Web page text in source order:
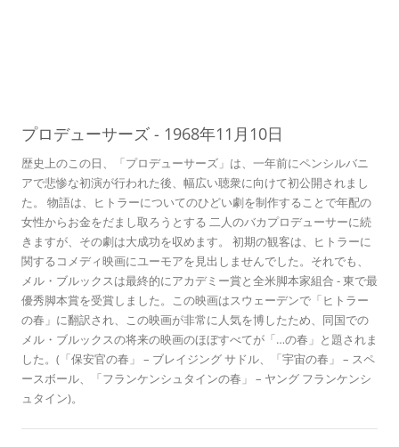
プロデューサーズ - 1968年11月10日
歴史上のこの日、「プロデューサーズ」は、一年前にペンシルバニ
アで悲惨な初演が行われた後、幅広い聴衆に向けて初公開されまし
た。 物語は、ヒトラーについてのひどい劇を制作することで年配の
女性からお金をだまし取ろうとする 二人のバカプロデューサーに続
きますが、その劇は大成功を収めます。 初期の観客は、ヒトラーに
関するコメディ映画にユーモアを見出しませんでした。それでも、
メル・ブルックスは最終的にアカデミー賞と全米脚本家組合 - 東で最
優秀脚本賞を受賞しました。この映画はスウェーデンで「ヒトラー
の春」に翻訳され、この映画が非常に人気を博したため、同国での
メル・ブルックスの将来の映画のほぼすべてが「…の春」と題されま
した。(「保安官の春」 – ブレイジング サドル、「宇宙の春」 – スペ
ースボール、「フランケンシュタインの春」 – ヤング フランケンシ
ュタイン)。